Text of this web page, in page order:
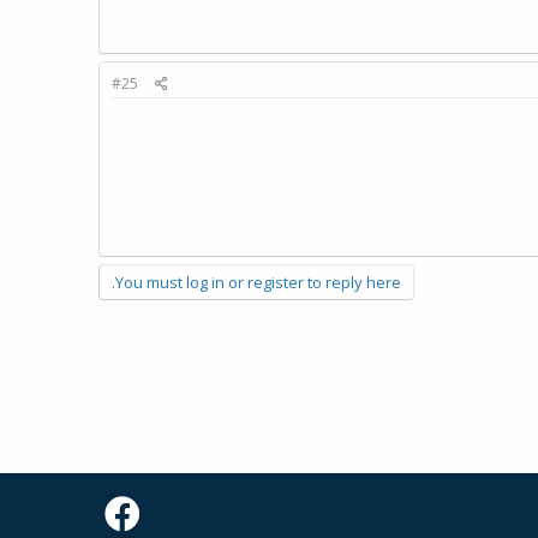
#25
You must log in or register to reply here.